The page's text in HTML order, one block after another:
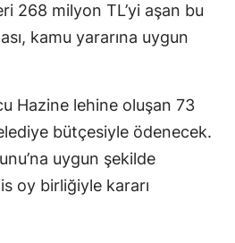
268 milyon TL’yi aşan bu
kamu yararına uygun
Hazine lehine oluşan 73
bütçesiyle ödenecek.
uygun şekilde
oy birliğiyle kararı